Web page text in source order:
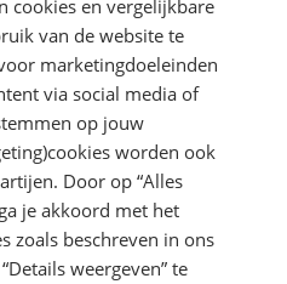
cookies en vergelijkbare
van de website te
marketingdoeleinden
via social media of
op jouw
worden ook
Door op “Alles
je akkoord met het
zoals beschreven in ons
weergeven” te